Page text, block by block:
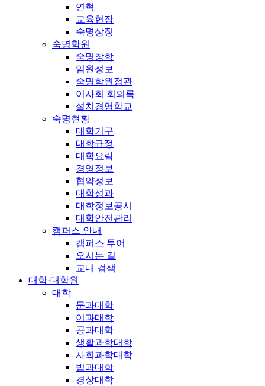
연혁
교육헌장
숙명상징
숙명학원
숙명창학
임원정보
숙명학원정관
이사회 회의록
설치경영학교
숙명현황
대학기구
대학규정
대학요람
경영정보
협약정보
대학성과
대학정보공시
대학안전관리
캠퍼스 안내
캠퍼스 투어
오시는 길
교내 검색
대학·대학원
대학
문과대학
이과대학
공과대학
생활과학대학
사회과학대학
법과대학
경상대학